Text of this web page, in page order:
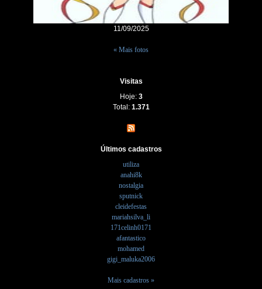
11/09/2025
« Mais fotos
Visitas
Hoje: 3
Total: 1.371
Últimos cadastros
utiliza
anahi8k
nostalgia
sputnick
cleidefestas
mariahsilva_li
171celinh0171
afantastico
mohamed
gigi_maluka2006
Mais cadastros »